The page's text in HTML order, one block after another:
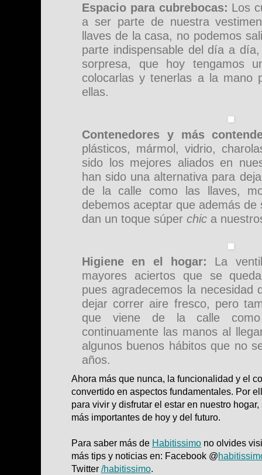
Espacio para cubrebocas: Los
a ser parte de nuestra
llaves de la casa, no podemos
parte indispensable del día a
sorpresa, que hoy tengamos
colocarlas y tenerlas a la mano
ellas.
Contenedores y más
plásticos, mármol, vidrio,
sido los mejores aliados en
han sido una alternativa para
de la calle como las llaves,
debemos aceptar que además
dan un toque súper chic a
Higiene en el hogar: La
mayores aciertos que se
pues agradecemos la necesidad
dejar correr aire fresco, pero
que viene de la calle
continuamente las manos al
algunos buenos hábitos que no
años.
Ahora más que nunca, la funcionalidad y el
convertido en aspectos fundamentales. Por
para vivir y disfrutar el estar en nuestro
más importantes de hoy y del futuro.
Para saber más de Habitissimo no olvides
más tips y noticias en: Facebook @
Twitter /habitissimo.